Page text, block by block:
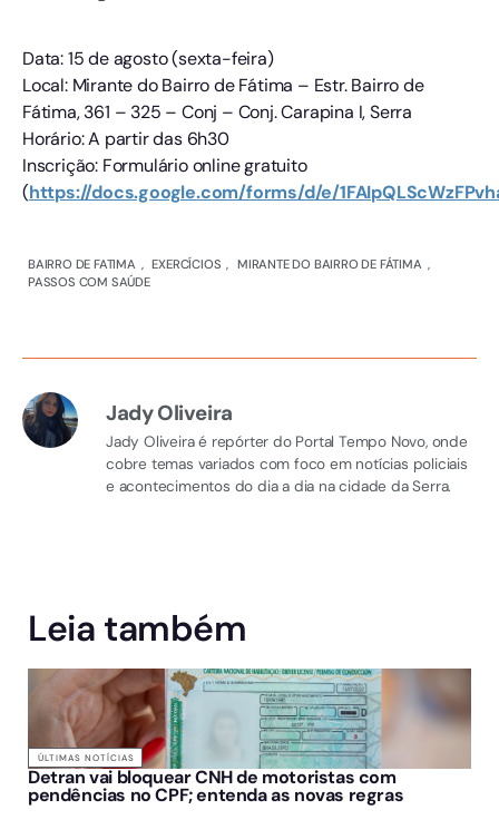
Data: 15 de agosto (sexta-feira)
Local: Mirante do Bairro de Fátima – Estr. Bairro de
Fátima, 361 – 325 – Conj – Conj. Carapina I, Serra
Horário: A partir das 6h30
Inscrição: Formulário online gratuito
(https://docs.google.com/forms/d/e/
BAIRRO DE FATIMA , EXERCÍCIOS , MIRANTE DO BAIRRO DE FÁTIMA ,
PASSOS COM SAÚDE
Jady Oliveira
Jady Oliveira é repórter do Portal Tempo Novo, onde
cobre temas variados com foco em notícias policiais
e acontecimentos do dia a dia na cidade da Serra.
Leia também
ÚLTIMAS NOTÍCIAS
Detran vai bloquear CNH de motoristas com
pendências no CPF; entenda as novas regras